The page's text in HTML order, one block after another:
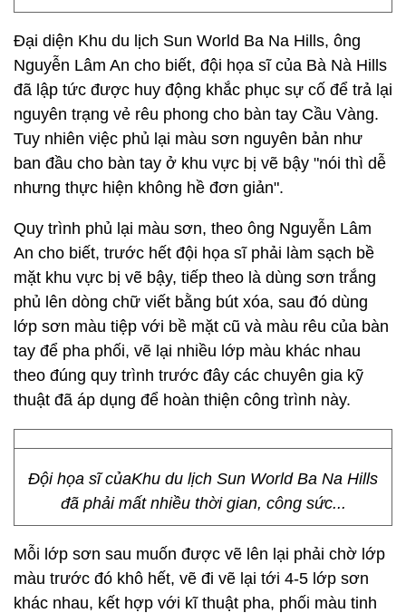
Đại diện Khu du lịch Sun World Ba Na Hills, ông
Nguyễn Lâm An cho biết, đội họa sĩ của Bà Nà Hills
đã lập tức được huy động khắc phục sự cố để trả lại
nguyên trạng vẻ rêu phong cho bàn tay Cầu Vàng.
Tuy nhiên việc phủ lại màu sơn nguyên bản như
ban đầu cho bàn tay ở khu vực bị vẽ bậy "nói thì dễ
nhưng thực hiện không hề đơn giản".
Quy trình phủ lại màu sơn, theo ông Nguyễn Lâm
An cho biết, trước hết đội họa sĩ phải làm sạch bề
mặt khu vực bị vẽ bậy, tiếp theo là dùng sơn trắng
phủ lên dòng chữ viết bằng bút xóa, sau đó dùng
lớp sơn màu tiệp với bề mặt cũ và màu rêu của bàn
tay để pha phối, vẽ lại nhiều lớp màu khác nhau
theo đúng quy trình trước đây các chuyên gia kỹ
thuật đã áp dụng để hoàn thiện công trình này.
Đội họa sĩ củaKhu du lịch Sun World Ba Na Hills
đã phải mất nhiều thời gian, công sức...
Mỗi lớp sơn sau muốn được vẽ lên lại phải chờ lớp
màu trước đó khô hết, vẽ đi vẽ lại tới 4-5 lớp sơn
khác nhau, kết hợp với kĩ thuật pha, phối màu tinh